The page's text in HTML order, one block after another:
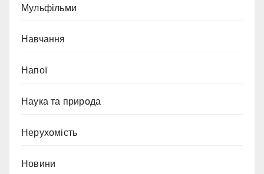
Мульфільми
Навчання
Напої
Наука та природа
Нерухомість
Новини